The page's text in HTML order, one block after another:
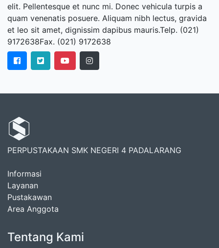
elit. Pellentesque et nunc mi. Donec vehicula turpis a
quam venenatis posuere. Aliquam nibh lectus, gravida
et leo sit amet, dignissim dapibus mauris.Telp. (021)
9172638Fax. (021) 9172638
PERPUSTAKAAN SMK NEGERI 4 PADALARANG
Informasi
Layanan
Pustakawan
Area Anggota
Tentang Kami